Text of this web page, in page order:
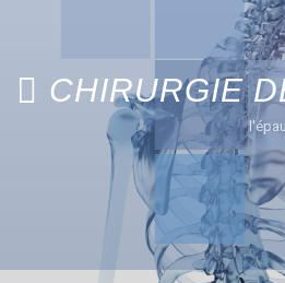
CHIRURGIE